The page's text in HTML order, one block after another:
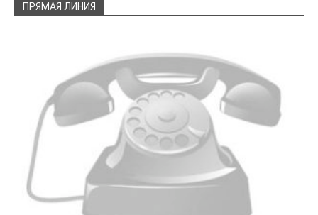
ПРЯМАЯ ЛИНИЯ